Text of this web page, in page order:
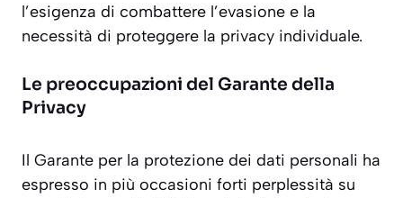
l’esigenza di combattere l’evasione e la
necessità di proteggere la privacy individuale.
Le preoccupazioni del Garante della
Privacy
Il Garante per la protezione dei dati personali ha
espresso in più occasioni forti perplessità su